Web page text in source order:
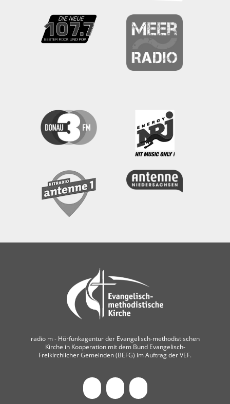
radio m ‐ Hörfunkagentur der Evangelisch-methodistischen
Kirche in Kooperation mit dem Bund Evangelisch-
Freikirchlicher Gemeinden (BEFG) im Auftrag der VEF.